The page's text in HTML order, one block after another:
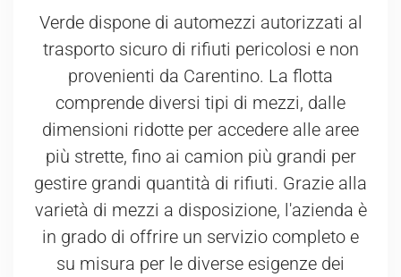
Verde dispone di automezzi autorizzati al
trasporto sicuro di rifiuti pericolosi e non
provenienti da Carentino. La flotta
comprende diversi tipi di mezzi, dalle
dimensioni ridotte per accedere alle aree
più strette, fino ai camion più grandi per
gestire grandi quantità di rifiuti. Grazie alla
varietà di mezzi a disposizione, l'azienda è
in grado di offrire un servizio completo e
su misura per le diverse esigenze dei